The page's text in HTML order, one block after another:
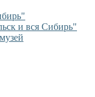
и вся Сибирь"